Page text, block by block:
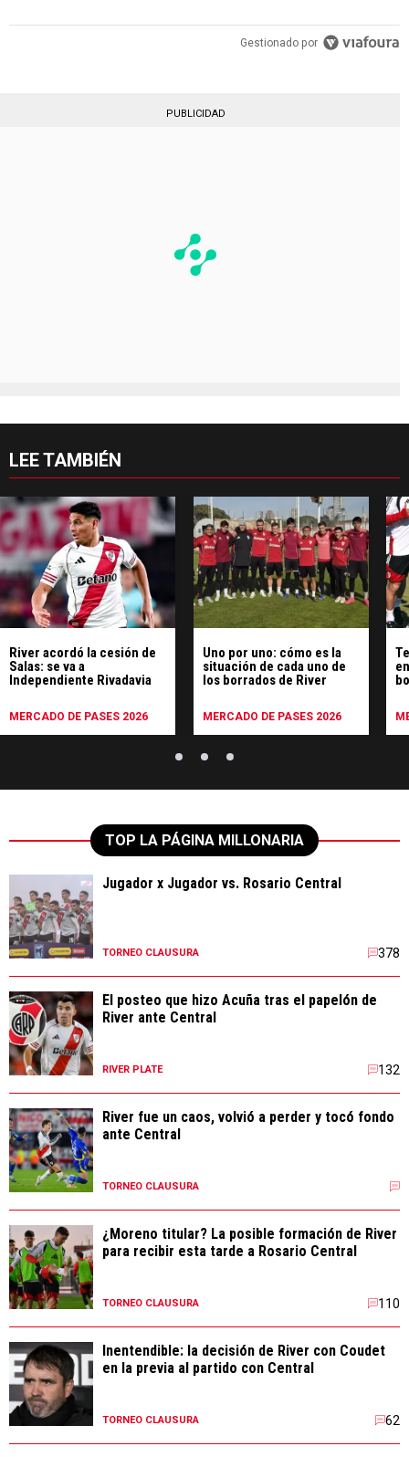
Gestionado por
PUBLICIDAD
LEE TAMBIÉN
River acordó la cesión de
Salas: se va a
Independiente Rivadavia
MERCADO DE PASES 2026
Uno por uno: cómo es la
situación de cada uno de
los borrados de River
MERCADO DE PASES 2026
TOP LA PÁGINA MILLONARIA
Jugador x Jugador vs. Rosario Central
TORNEO CLAUSURA 378
El posteo que hizo Acuña tras el papelón de
River ante Central
RIVER PLATE 132
River fue un caos, volvió a perder y tocó fondo
ante Central
TORNEO CLAUSURA
¿Moreno titular? La posible formación de River
para recibir esta tarde a Rosario Central
TORNEO CLAUSURA 110
Inentendible: la decisión de River con Coudet
en la previa al partido con Central
TORNEO CLAUSURA 62